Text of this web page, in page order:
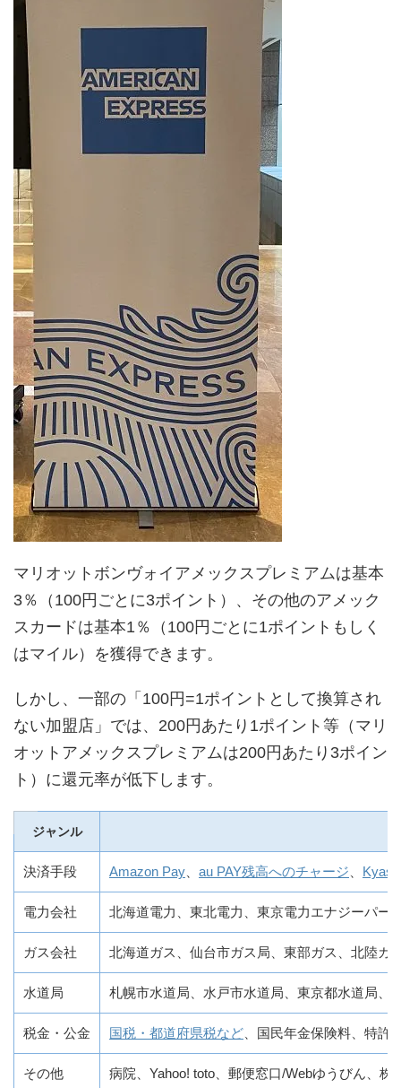
マリオットボンヴォイアメックスプレミアムは基本
3％（100円ごとに3ポイント）、その他のアメック
スカードは基本1％（100円ごとに1ポイントもしく
はマイル）を獲得できます。
しかし、一部の「100円=1ポイントとして換算され
ない加盟店」では、200円あたり1ポイント等（マリ
オットアメックスプレミアムは200円あたり3ポイン
ト）に還元率が低下します。
ジャンル
決済手段 Amazon Pay au PAY残高へのチャージ Kyash
電力会社 北海道電力、東北電力、東京電力エナジーパー
ガス会社 北海道ガス、仙台市ガス局、東部ガス、北陸ガ
水道局 札幌市水道局、水戸市水道局、東京都水道局、
税金・公金 国税・都道府県税など 、国民年金保険料、特許
その他 病院、Yahoo! toto、郵便窓口/Webゆうびん、株